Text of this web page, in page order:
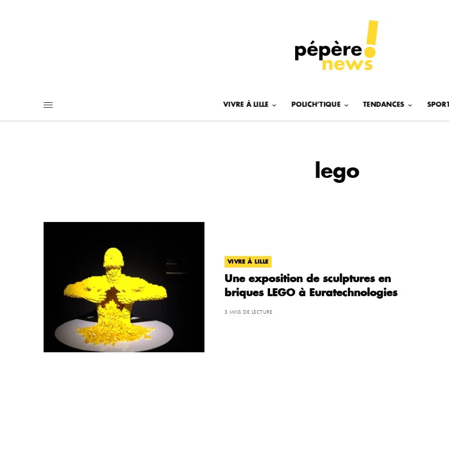
VIVRE À LILLE POLICH’TIQUE TENDANCES SPORT
lego
VIVRE À LILLE
Une exposition de sculptures en
briques LEGO à Euratechnologies
3 MINS DE LECTURE